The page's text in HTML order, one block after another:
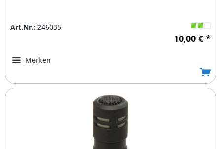
Art.Nr.: 246035
10,00 € *
Merken